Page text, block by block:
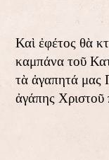
Καὶ ἐφέτος θὰ
καμπάνα τοῦ
τὰ ἀγαπητά μας
ἀγάπης Χριστοῦ